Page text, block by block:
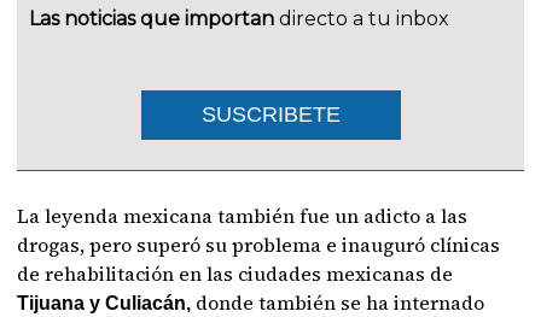
Las noticias que importan directo a tu inbox
SUSCRIBETE
La leyenda mexicana también fue un adicto a las
drogas, pero superó su problema e inauguró clínicas
de rehabilitación en las ciudades mexicanas de
Tijuana y Culiacán, donde también se ha internado